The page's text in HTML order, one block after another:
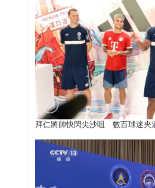
拜仁將帥快閃尖沙咀 數百球迷夾